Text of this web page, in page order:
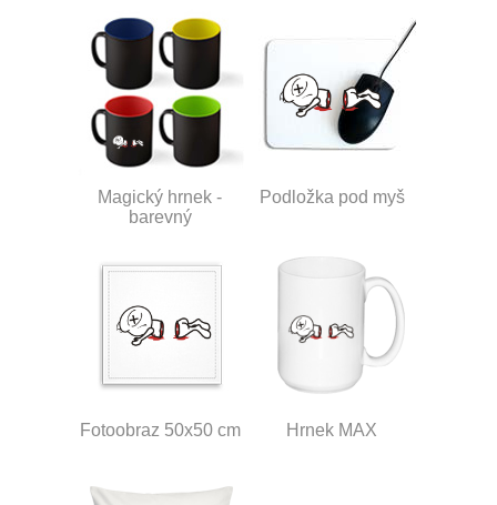
Magický hrnek -
barevný
Podložka pod myš
Fotoobraz 50x50 cm Hrnek MAX